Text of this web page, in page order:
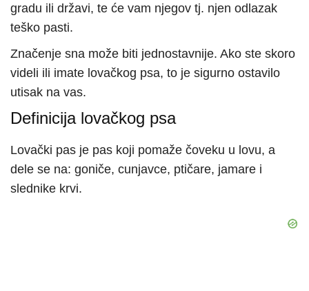
gradu ili državi, te će vam njegov tj. njen odlazak
teško pasti.
Značenje sna može biti jednostavnije. Ako ste skoro
videli ili imate lovačkog psa, to je sigurno ostavilo
utisak na vas.
Definicija lovačkog psa
Lovački pas je pas koji pomaže čoveku u lovu, a
dele se na: goniče, cunjavce, ptičare, jamare i
slednike krvi.